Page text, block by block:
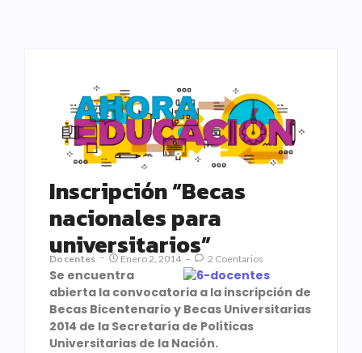
Inscripción “Becas
nacionales para
universitarios”
Docentes Enero 2, 2014 2 Coentarios
Se encuentra
abierta la convocatoria a la inscripción de
Becas Bicentenario y Becas Universitarias
2014 de la Secretaría de Políticas
Universitarias de la Nación.